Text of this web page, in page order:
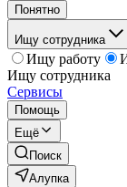
Понятно
Ищу сотрудника
Ищу работу
Ищу сотрудника
Сервисы
Помощь
Ещё
Поиск
Алупка